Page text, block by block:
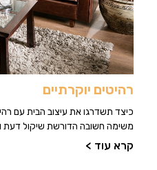
רהיטים יוקרתיים
כיצד תשדרגו את עיצוב הבית עם
משימה חשובה הדורשת שיקול דעת
קרא עוד >